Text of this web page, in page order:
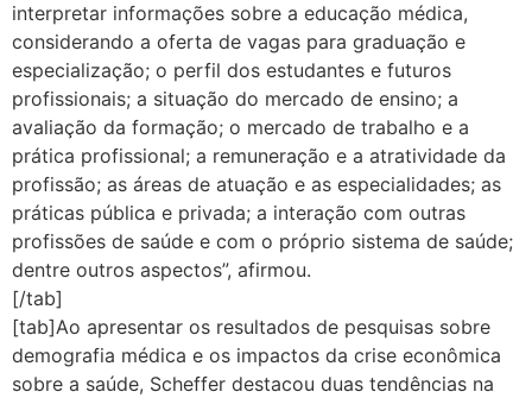
interpretar informações sobre a educação médica,
considerando a oferta de vagas para graduação e
especialização; o perfil dos estudantes e futuros
profissionais; a situação do mercado de ensino; a
avaliação da formação; o mercado de trabalho e a
prática profissional; a remuneração e a atratividade da
profissão; as áreas de atuação e as especialidades; as
práticas pública e privada; a interação com outras
profissões de saúde e com o próprio sistema de saúde;
dentre outros aspectos”, afirmou.
[/tab]
[tab]Ao apresentar os resultados de pesquisas sobre
demografia médica e os impactos da crise econômica
sobre a saúde, Scheffer destacou duas tendências na